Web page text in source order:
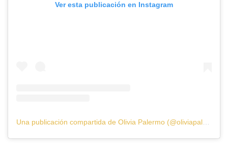
Ver esta publicación en Instagram